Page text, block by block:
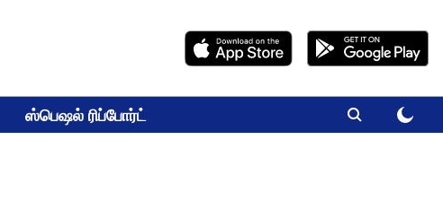
ஸ்பெஷல் ரிப்போர்ட்